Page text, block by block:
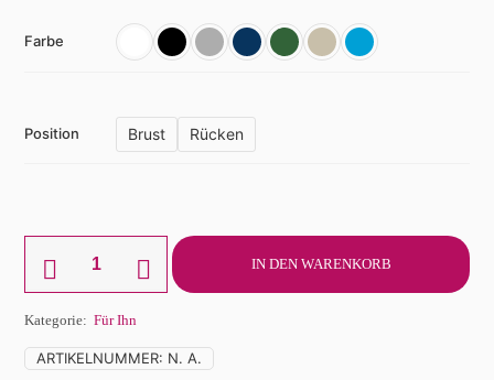
Farbe
Position Brust Rücken
Shirt
Menge
IN DEN WARENKORB
Kategorie: Für Ihn
ARTIKELNUMMER: N. A.